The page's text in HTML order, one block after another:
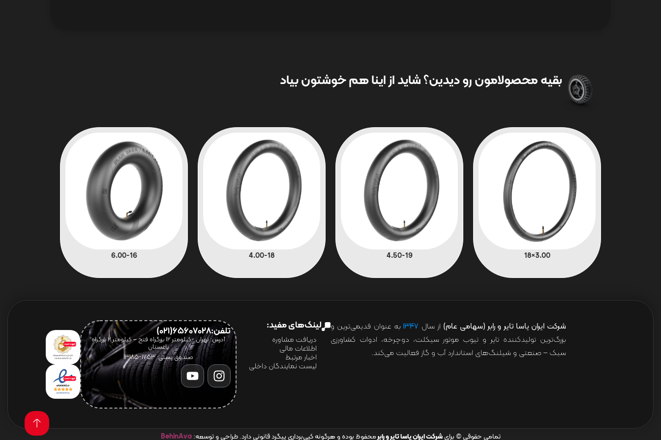
بقیه محصولامون رو دیدین؟ شاید از اینا هم خوشتون بیاد
3.00×18
4.50-19
4.00-18
6.00-16
شرکت ایران یاسا تایر و رابر (سهامی عام) از سال ۱۳۴۷ به عنوان قدیمی‌ترین و
بزرگ‌ترین تولیدکننده تایر و تیوب موتور سیکلت، دوچرخه، ادوات کشاورزی
سبک – صنعتی و شیلنگ‌های استاندارد آب و گاز فعالیت می‌کند.
لینک‌های مفید:
دریافت مشاوره
اطلاعات مالی
اخبار مرتبط
لیست نمایندگان داخلی
تلفن:65607028(021)
آدرس: تهران -کیلومتر 12 بزرگراه فتح – کیلومتر ۲ بزرگراه
باغستان
صندوق پستی: 1753-13185
تمامی حقوقی © برایشرکت ایران یاسا تایر و رابرمحفوظ بوده و هرگونه کپی‌برداری پیگرد قانونی دارد. طراحی و توسعه:BehinAva